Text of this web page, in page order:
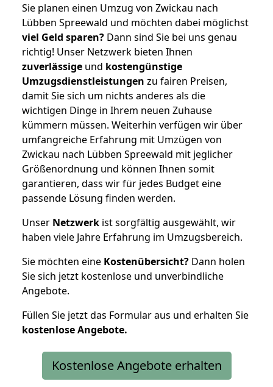
Sie planen einen Umzug von Zwickau nach
Lübben Spreewald und möchten dabei möglichst
viel Geld sparen? Dann sind Sie bei uns genau
richtig! Unser Netzwerk bieten Ihnen
zuverlässige und kostengünstige
Umzugsdienstleistungen zu fairen Preisen,
damit Sie sich um nichts anderes als die
wichtigen Dinge in Ihrem neuen Zuhause
kümmern müssen. Weiterhin verfügen wir über
umfangreiche Erfahrung mit Umzügen von
Zwickau nach Lübben Spreewald mit jeglicher
Größenordnung und können Ihnen somit
garantieren, dass wir für jedes Budget eine
passende Lösung finden werden.
Unser Netzwerk ist sorgfältig ausgewählt, wir
haben viele Jahre Erfahrung im Umzugsbereich.
Sie möchten eine Kostenübersicht? Dann holen
Sie sich jetzt kostenlose und unverbindliche
Angebote.
Füllen Sie jetzt das Formular aus und erhalten Sie
kostenloseAngebote.
Kostenlose Angebote erhalten